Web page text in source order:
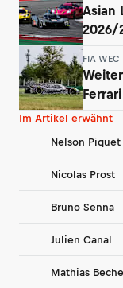
Asian
2026/
FIA WEC
Im Artikel erwähnt
Nelson Piquet
Nicolas Prost
Bruno Senna
Julien Canal
Mathias Beche